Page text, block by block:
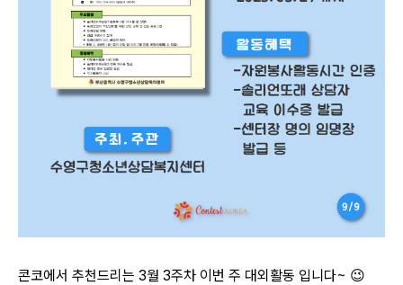
콘코에서 추천드리는 3월 3주차 이번 주 대외활동 입니다~ 😉